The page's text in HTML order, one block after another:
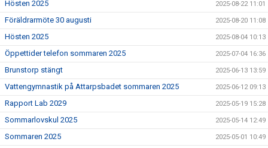
Hösten 2025 2025-08-22 11:01
Föräldrarmöte 30 augusti 2025-08-20 11:08
Hösten 2025 2025-08-04 10:13
Öppettider telefon sommaren 2025 2025-07-04 16:36
Brunstorp stängt 2025-06-13 13:59
Vattengymnastik på Attarpsbadet sommaren 2025 2025-06-12 09:13
Rapport Lab 2029 2025-05-19 15:28
Sommarlovskul 2025 2025-05-14 12:49
Sommaren 2025 2025-05-01 10:49